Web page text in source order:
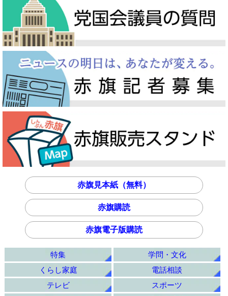
赤旗見本紙（無料）
赤旗購読
赤旗電子版購読
特集
学問・文化
くらし家庭
電話相談
テレビ
スポーツ